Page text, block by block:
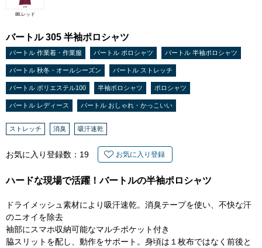
86.レッド
バートル 305 半袖ポロシャツ
バートル 作業着・作業服 バートル ポロシャツ バートル 半袖ポロシャツ
バートル 秋冬・オールシーズン バートル ストレッチ
バートル ポリエステル100 半袖ポロシャツ ポロシャツ
バートル レディース バートル おしゃれ・かっこいい
ストレッチ 消臭 吸汗速乾
お気に入り登録数： 19 お気に入り登録
ハードな現場で活躍！バートルの半袖ポロシャツ
ドライメッシュ素材により吸汗速乾。消臭テープを使い、不快な汗
のニオイを除去
袖部にスマホ収納可能なマルチポケット付き
脇スリットを配し、動作をサポート。身頃は１枚布ではなく前後と